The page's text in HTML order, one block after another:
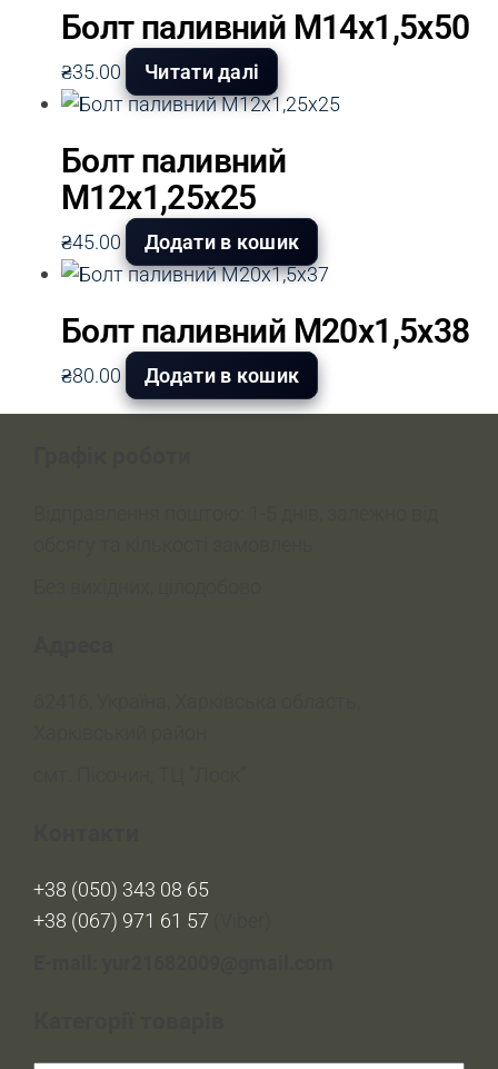
Болт паливний М14х1,5х50
₴35.00 Читати далі
Болт паливний
М12х1,25х25
₴45.00 Додати в кошик
Болт паливний М20х1,5х38
₴80.00 Додати в кошик
+38 (050) 343 08 65
+38 (067) 971 61 57